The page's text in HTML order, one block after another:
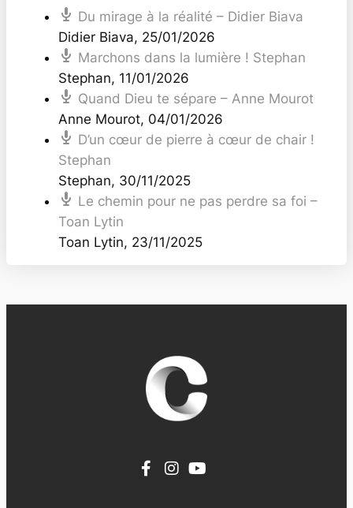
Du mirage à la réalité – Didier Biava
Didier Biava, 25/01/2026
Marchons dans la lumière ! Stephan
Stephan, 11/01/2026
Quand Dieu te sépare – Anne Mourot
Anne Mourot, 04/01/2026
D’un cœur de pierre à cœur de chair !
Stephan
Stephan, 30/11/2025
Le chemin pour ne pas perdre sa foi –
Toan Lytin
Toan Lytin, 23/11/2025